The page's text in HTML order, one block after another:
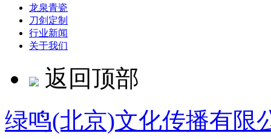
龙泉青瓷
刀剑定制
行业新闻
关于我们
返回顶部
绿鸣(北京)文化传播有限